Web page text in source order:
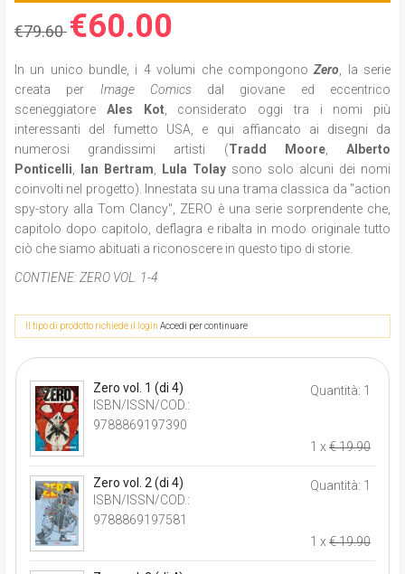
€79.60 €60.00
In un unico bundle, i 4 volumi che compongono Zero , la serie
creata per Image Comicsdal giovane ed eccentrico
sceneggiatore Ales Kot, considerato oggi tra i nomi più
interessanti del fumetto USA, e qui affiancato ai disegni da
numerosi grandissimi artisti (Tradd Moore,Alberto
Ponticelli
Ian Bertram Lula Tolay sono solo alcuni dei nomi
coinvolti nel progetto).
Innestata su una trama classica da "action
spy-story alla Tom Clancy", ZERO è una serie sorprendente che,
capitolo dopo capitolo, deflagra e ribalta in modo originale tutto
ciò che siamo abituati a riconoscere in questo tipo di storie.
CONTIENE:ZERO VOL. 1-4
Il tipo di prodotto richiede il login Accedi per continuare
Zero vol. 1 (di 4)
ISBN/ISSN/COD.:
9788869197390
Quantità: 1
1 x € 19.90
Zero vol. 2 (di 4)
ISBN/ISSN/COD.:
9788869197581
Quantità: 1
1 x € 19.90